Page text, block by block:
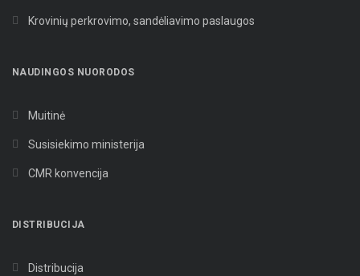
Krovinių perkrovimo, sandėliavimo paslaugos
NAUDINGOS NUORODOS
Muitinė
Susisiekimo ministerija
CMR konvencija
DISTRIBUCIJA
Distribucija